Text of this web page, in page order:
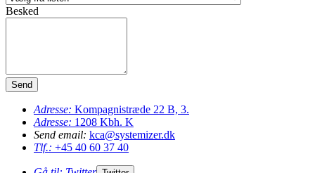
Besked
Adresse: Kompagnistræde 22 B, 3.
Adresse: 1208 Kbh. K
Send email: kca@systemizer.dk
Tlf.: +45 40 60 37 40